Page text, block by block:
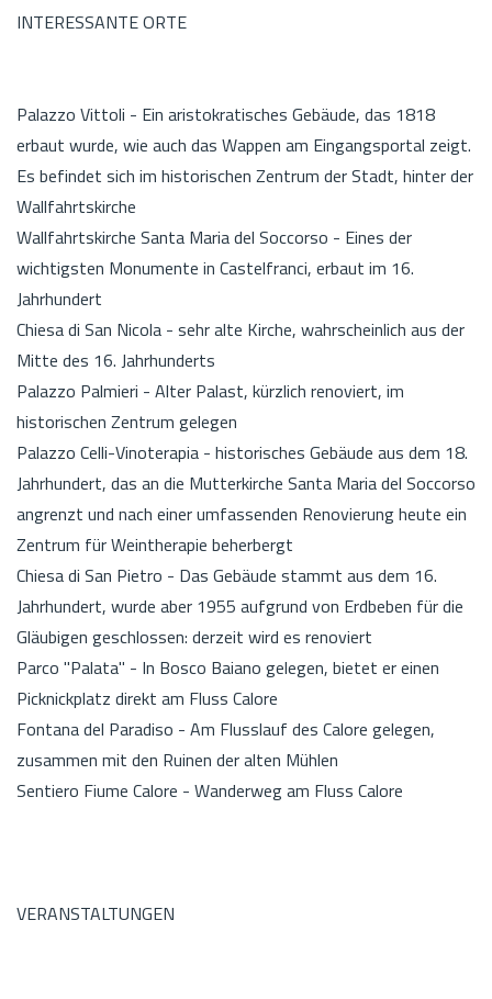
INTERESSANTE ORTE
Palazzo Vittoli - Ein aristokratisches Gebäude, das 1818
erbaut wurde, wie auch das Wappen am Eingangsportal zeigt.
Es befindet sich im historischen Zentrum der Stadt, hinter der
Wallfahrtskirche
Wallfahrtskirche Santa Maria del Soccorso - Eines der
wichtigsten Monumente in Castelfranci, erbaut im 16.
Jahrhundert
Chiesa di San Nicola - sehr alte Kirche, wahrscheinlich aus der
Mitte des 16. Jahrhunderts
Palazzo Palmieri - Alter Palast, kürzlich renoviert, im
historischen Zentrum gelegen
Palazzo Celli-Vinoterapia - historisches Gebäude aus dem 18.
Jahrhundert, das an die Mutterkirche Santa Maria del Soccorso
angrenzt und nach einer umfassenden Renovierung heute ein
Zentrum für Weintherapie beherbergt
Chiesa di San Pietro - Das Gebäude stammt aus dem 16.
Jahrhundert, wurde aber 1955 aufgrund von Erdbeben für die
Gläubigen geschlossen: derzeit wird es renoviert
Parco "Palata" - In Bosco Baiano gelegen, bietet er einen
Picknickplatz direkt am Fluss Calore
Fontana del Paradiso - Am Flusslauf des Calore gelegen,
zusammen mit den Ruinen der alten Mühlen
Sentiero Fiume Calore - Wanderweg am Fluss Calore
VERANSTALTUNGEN